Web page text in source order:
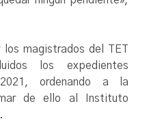
magistrados del TET
los expedientes
ordenando a la
de ello al Instituto